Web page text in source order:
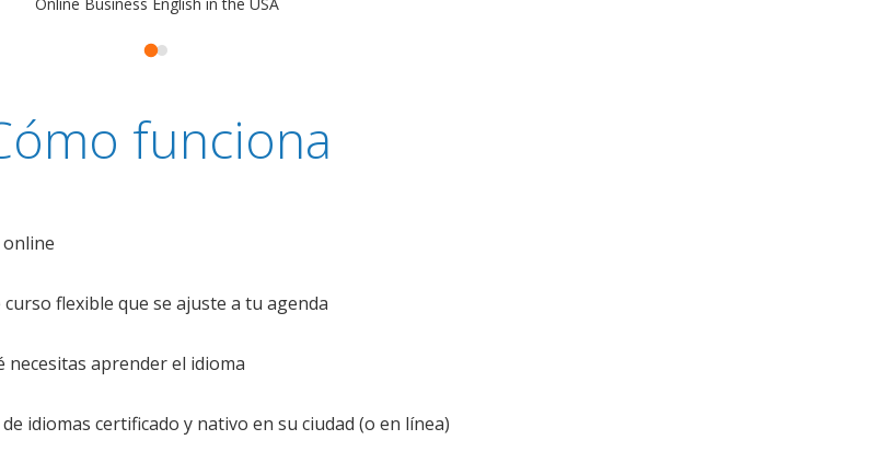
funciona
flexible que se ajuste a tu agenda
necesitas aprender el idioma
idiomas certificado y nativo en su ciudad (o en línea)